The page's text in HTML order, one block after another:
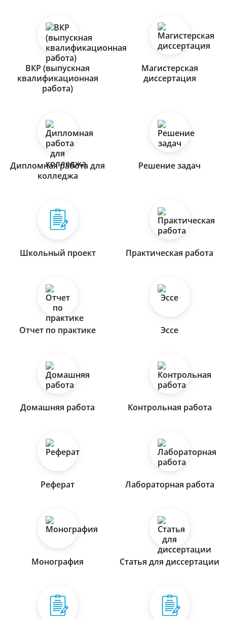
ВКР (выпускная
квалификационная
работа)
Магистерская
диссертация
Дипломная работа для
колледжа
Решение задач
Школьный проект Практическая работа
Отчет по практике Эссе
Домашняя работа Контрольная работа
Реферат Лабораторная работа
Монография Статья для диссертации